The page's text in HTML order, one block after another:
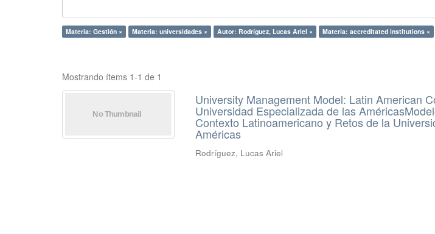
Materia: Gestión × Materia: universidades × Autor: Rodríguez, Lucas Ariel × Materia: accreditated institutions ×
Mostrando ítems 1-1 de 1
University Management Model: Latin American
Universidad Especializada de las
Contexto Latinoamericano y Retos de la
Américas
Rodríguez, Lucas Ariel